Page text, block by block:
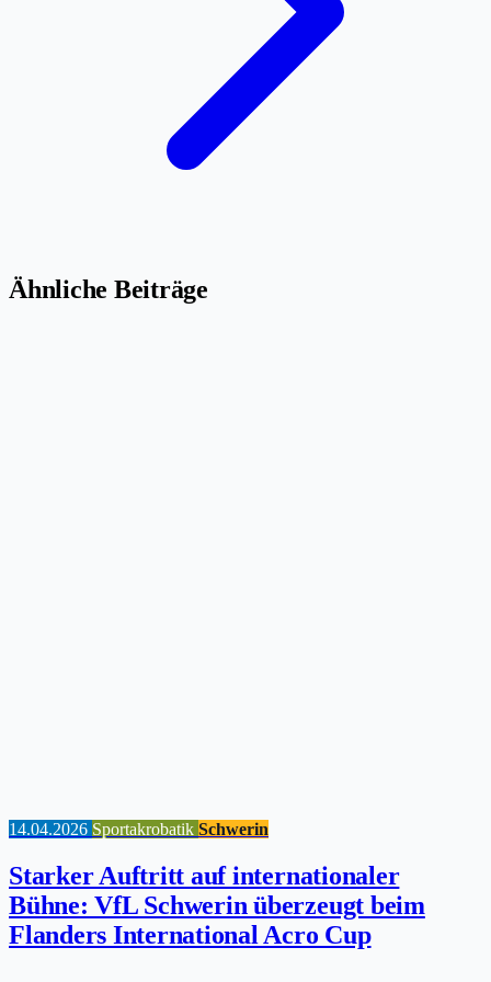
Ähnliche Beiträge
14.04.2026 Sportakrobatik Schwerin
Starker Auftritt auf internationaler
Bühne: VfL Schwerin überzeugt beim
Flanders International Acro Cup